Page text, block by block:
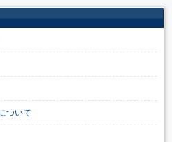
ついて